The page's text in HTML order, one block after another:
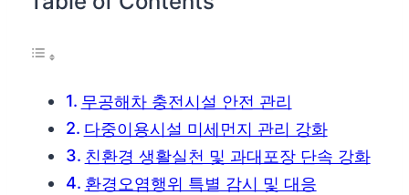
무공해차 충전시설 안전 관리
다중이용시설 미세먼지 관리 강화
친환경 생활실천 및 과대포장 단속 강화
환경오염행위 특별 감시 및 대응